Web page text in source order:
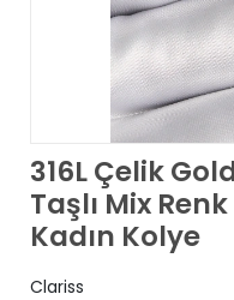
316L Çelik
Taşlı Mix
Kadın Kolye
Clariss